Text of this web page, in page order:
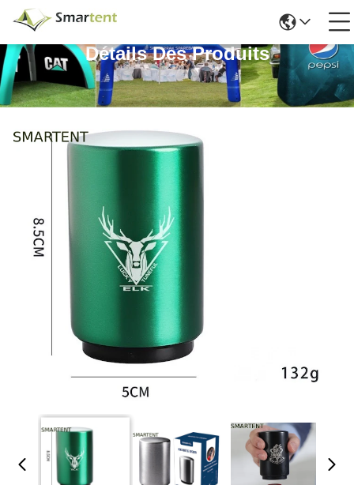
Détails Des Produits